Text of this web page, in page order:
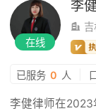
在线
李
已服务 0 人
李健律师在2023